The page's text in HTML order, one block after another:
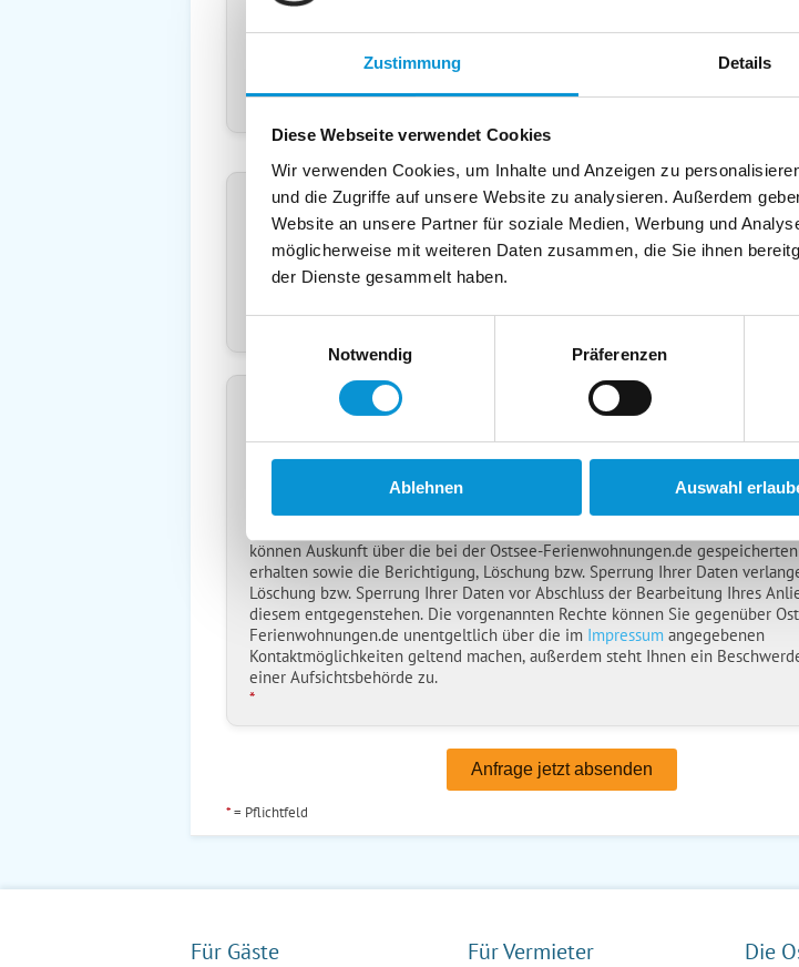
Zustimmung Details
Diese Webseite verwendet Cookies
Wir verwenden Cookies, um Inhalte und Anzeigen zu
und die Zugriffe auf unsere Website zu analysieren. Außerdem
Website an unsere Partner für soziale Medien, Werbung und
möglicherweise mit weiteren Daten zusammen, die Sie ihnen
der Dienste gesammelt haben.
Notwendig
Präferenzen
Ablehnen Auswahl
Mobil:
E-Mail:
Freier Kommentar an Vermieter
Kopie der Nachricht per Mail zusenden
Ich habe dieDatenschutzhinweisegelesen und bin damit einverstanden.
Ostsee-Ferienwohnungen.de erhebt, verarbeitet und nutzt Ihre
können Auskunft über die bei der Ostsee-Ferienwohnungen.de
erhalten sowie die Berichtigung, Löschung bzw. Sperrung Ihrer Daten
Löschung bzw. Sperrung Ihrer Daten vor Abschluss der Bearbeitung Ihres
diesem entgegenstehen. Die vorgenannten Rechte können Sie gegenüber
Ferienwohnungen.de unentgeltlich über die im Impressum angegebenen
Kontaktmöglichkeiten geltend machen, außerdem steht Ihnen ein
einer Aufsichtsbehörde zu.
*
*= Pflichtfeld
Für Gäste Für Vermieter Die